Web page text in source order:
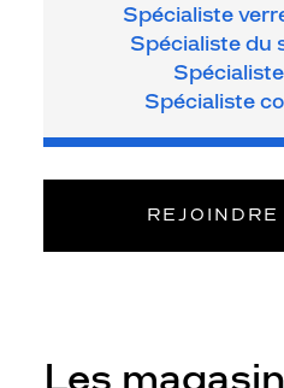
Spécialiste
Spécialiste du
Spécialiste
REJOINDRE
Les